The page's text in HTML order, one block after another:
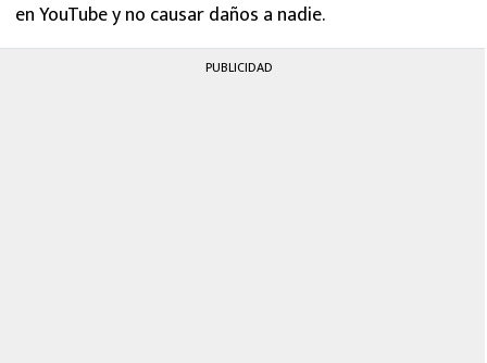
en YouTube y no causar daños a nadie.
PUBLICIDAD